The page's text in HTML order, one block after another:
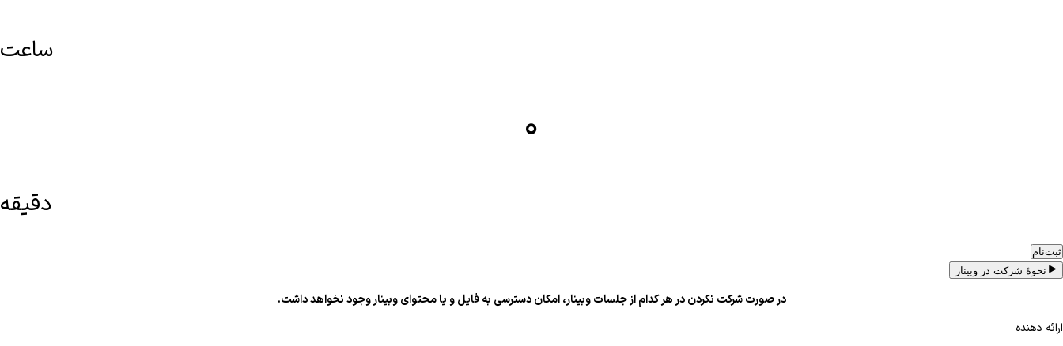
ساعت
۰
دقیقه
ثبت‌نام
نحوهٔ شرکت در وبینار
در صورت شرکت نکردن در هر کدام از جلسات وبینار، امکان دسترسی به فایل و یا محتوای وبینار وجود نخواهد داشت.
ارائه دهنده